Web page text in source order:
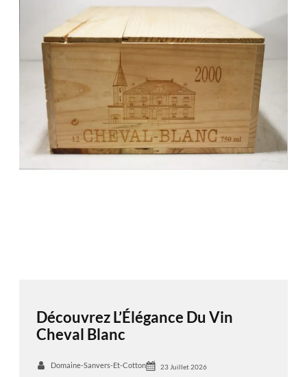
Découvrez L’Élégance Du Vin
Cheval Blanc
Domaine-Sanvers-Et-Cotton 23 Juillet 2026